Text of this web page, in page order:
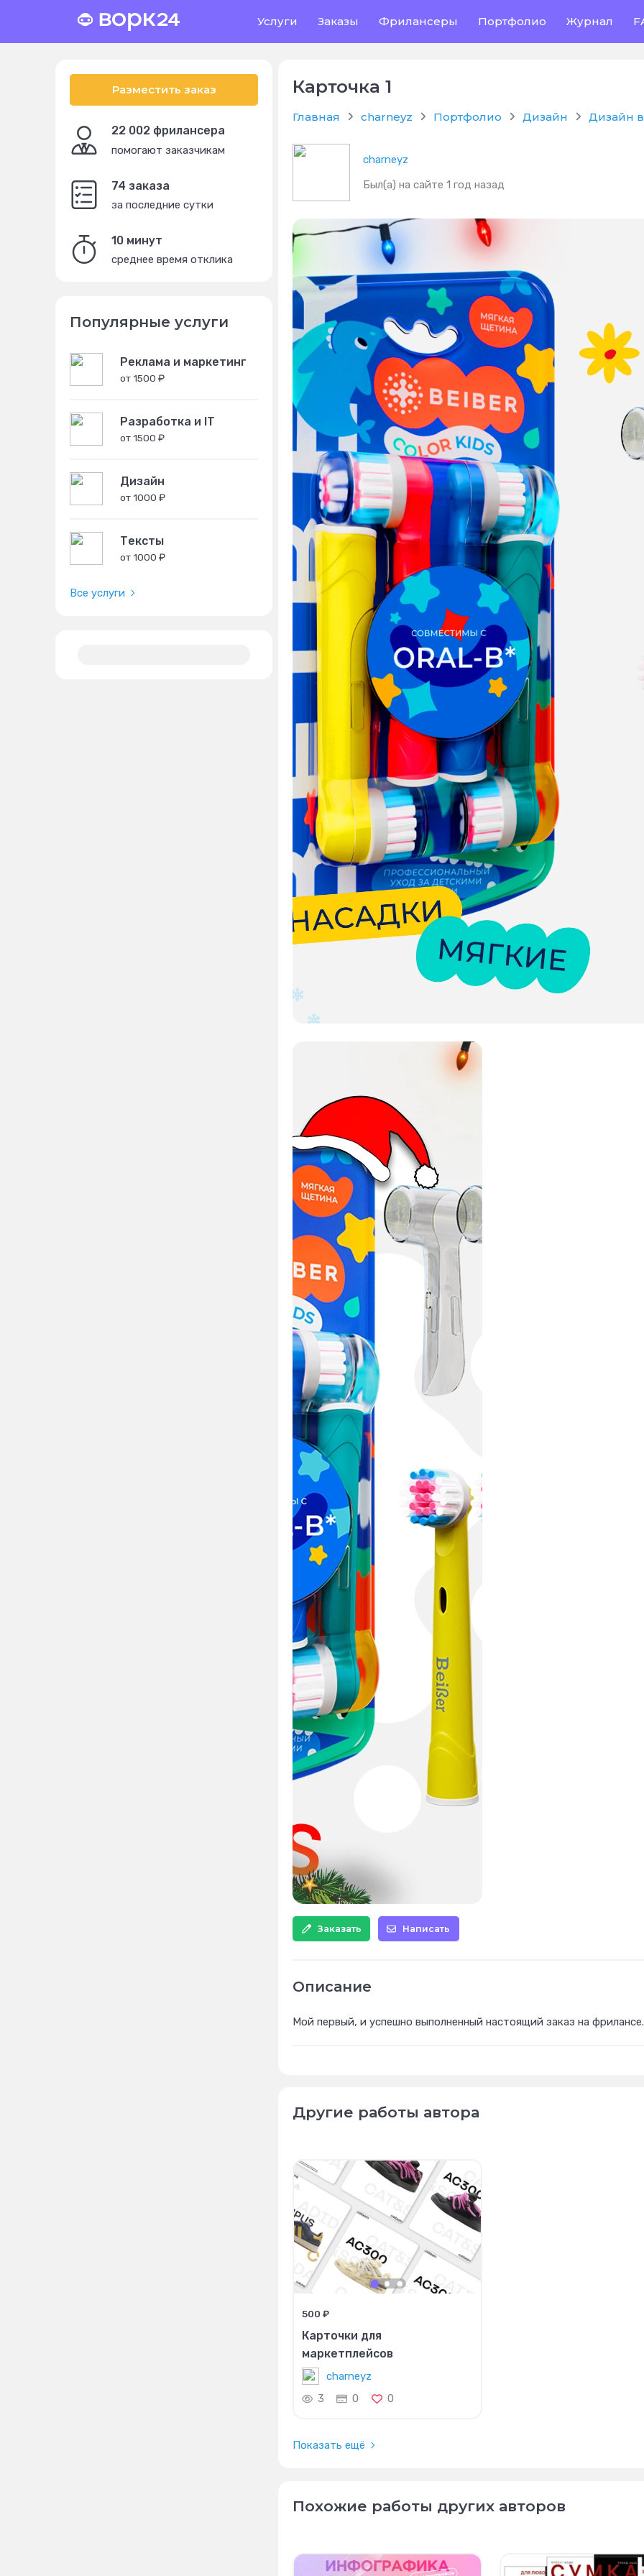
Услуги Заказы Фрилансеры Портфолио Журнал
Разместить заказ
22 002 фрилансера
помогают заказчикам
74 заказа
за последние сутки
10 минут
среднее время отклика
Популярные услуги
Реклама и маркетинг
от 1500 ₽
Разработка и IT
от 1500 ₽
Дизайн
от 1000 ₽
Тексты
от 1000 ₽
Все услуги
Карточка 1
Главная charneyz Портфолио Дизайн Дизайн
charneyz
Был(а) на сайте 1 год назад
Заказать Написать
Описание
Мой первый, и успешно выполненный настоящий заказ на фрилансе.
Другие работы автора
500 ₽
Карточки для
маркетплейсов
charneyz
3
0 0
Показать ещё
Похожие работы других авторов